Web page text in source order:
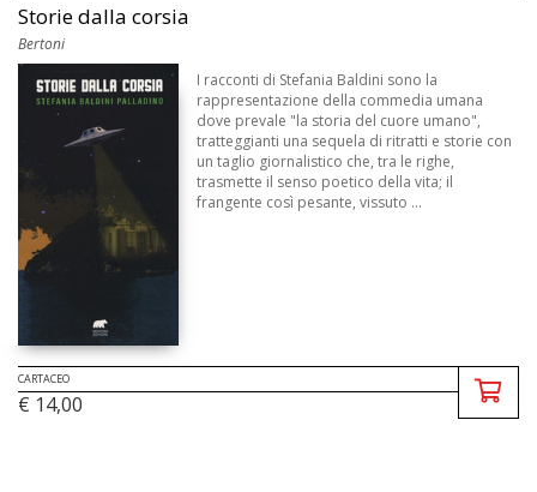
Storie dalla corsia
Bertoni
I racconti di Stefania Baldini sono la
rappresentazione della commedia umana
dove prevale "la storia del cuore umano",
tratteggianti una sequela di ritratti e storie con
un taglio giornalistico che, tra le righe,
trasmette il senso poetico della vita; il
frangente così pesante, vissuto ...
CARTACEO
€ 14,00